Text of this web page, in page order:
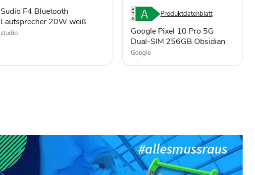
Sudio F4 Bluetooth
Lautsprecher 20W weiß
studio
SIM
256GB
Obsidian
Produktdatenblatt
Google Pixel 10 Pro 5G
Dual-SIM 256GB Obsidian
Google